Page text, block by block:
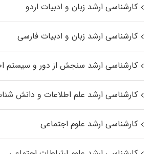
کارشناسی ارشد زبان و ادبیات اردو
کارشناسی ارشد زبان و ادبیات فارسی
کارشناسی ارشد سنجش از دور و سیستم
کارشناسی ارشد علم اطلاعات و دانش
کارشناسی ارشد علوم اجتماعی